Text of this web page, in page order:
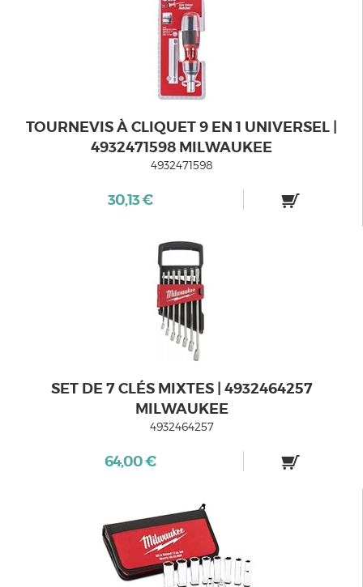
TOURNEVIS À CLIQUET 9 EN 1 UNIVERSEL |
4932471598 MILWAUKEE
4932471598
30,13 €
SET DE 7 CLÉS MIXTES | 4932464257
MILWAUKEE
4932464257
64,00 €